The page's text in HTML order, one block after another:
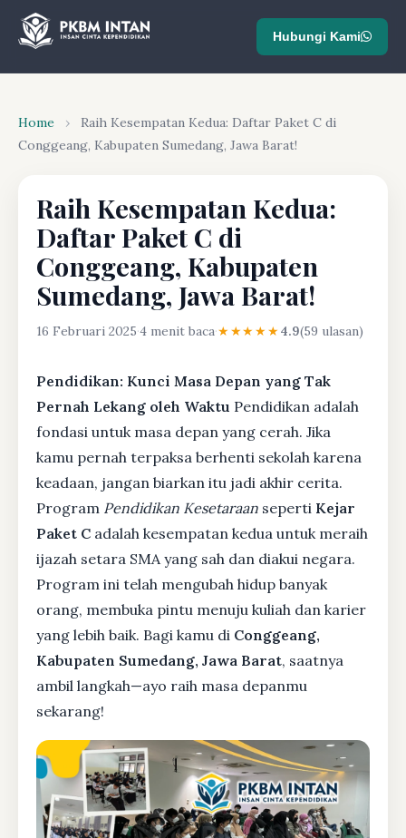
Hubungi Kami
Home ›
Raih Kesempatan Kedua: Daftar Paket C di
Conggeang, Kabupaten Sumedang, Jawa Barat!
Raih Kesempatan Kedua:
Daftar Paket C di
Conggeang, Kabupaten
Sumedang, Jawa Barat!
16 Februari 2025·4 menit baca·★★★★★4.9(59 ulasan)
Pendidikan: Kunci Masa Depan yang Tak
Pernah Lekang oleh Waktu Pendidikan adalah
fondasi untuk masa depan yang cerah. Jika
kamu pernah terpaksa berhenti sekolah karena
keadaan, jangan biarkan itu jadi akhir cerita.
Program Pendidikan Kesetaraan seperti Kejar
Paket C adalah kesempatan kedua untuk meraih
ijazah setara SMA yang sah dan diakui negara.
Program ini telah mengubah hidup banyak
orang, membuka pintu menuju kuliah dan karier
yang lebih baik. Bagi kamu di Conggeang,
Kabupaten Sumedang, Jawa Barat, saatnya
ambil langkah—ayo raih masa depanmu
sekarang!